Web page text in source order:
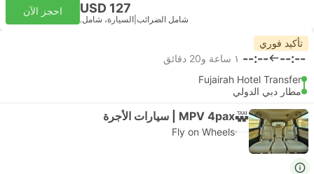
USD 127
شامل الضرائب السيارة، شامل.
احجز الآن
تأكيد فوري
--:--
--:-- ١ ساعة و‫20 دقائق
Fujairah Hotel Transfer
مطار دبي الدولي
MPV 4pax | سيارات الأجرة
Fly on Wheels